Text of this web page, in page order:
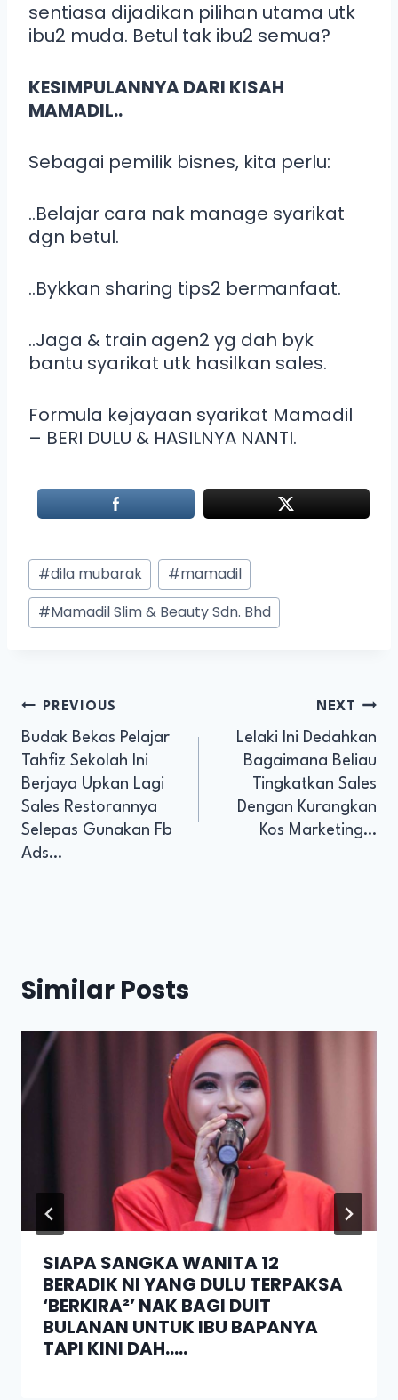
sentiasa dijadikan pilihan utama utk
ibu2 muda. Betul tak ibu2 semua?
KESIMPULANNYA DARI KISAH
MAMADIL..
Sebagai pemilik bisnes, kita perlu:
..Belajar cara nak manage syarikat
dgn betul.
..Bykkan sharing tips2 bermanfaat.
..Jaga & train agen2 yg dah byk
bantu syarikat utk hasilkan sales.
Formula kejayaan syarikat Mamadil
– BERI DULU & HASILNYA NANTI.
#dila mubarak #mamadil
#Mamadil Slim & Beauty Sdn. Bhd
PREVIOUS
Budak Bekas Pelajar
Tahfiz Sekolah Ini
Berjaya Upkan Lagi
Sales Restorannya
Selepas Gunakan Fb
Ads…
NEXT
Lelaki Ini Dedahkan
Bagaimana Beliau
Tingkatkan Sales
Dengan Kurangkan
Kos Marketing…
Similar Posts
SIAPA SANGKA WANITA 12
BERADIK NI YANG DULU TERPAKSA
‘BERKIRA²’ NAK BAGI DUIT
BULANAN UNTUK IBU BAPANYA
TAPI KINI DAH…..